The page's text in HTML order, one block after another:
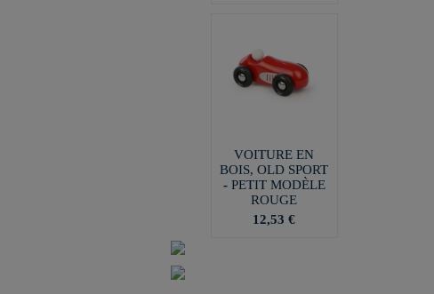
VOITURE EN
BOIS, OLD SPORT
- PETIT MODÈLE
ROUGE
12,53 €